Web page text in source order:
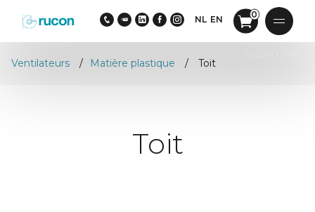
NL EN 0
Ventilateurs Matière plastique Toit
Toit